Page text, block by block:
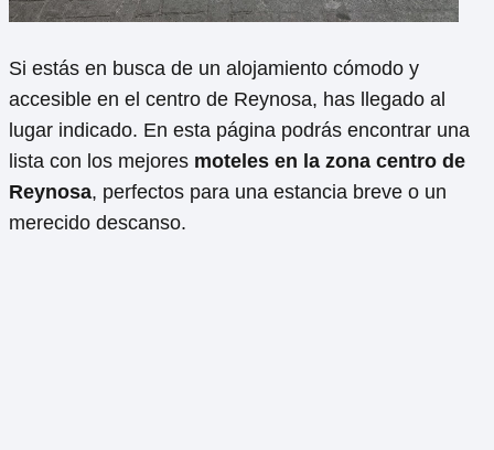
Si estás en busca de un alojamiento cómodo y
accesible en el centro de Reynosa, has llegado al
lugar indicado. En esta página podrás encontrar una
lista con los mejores moteles en la zona centro de
Reynosa, perfectos para una estancia breve o un
merecido descanso.